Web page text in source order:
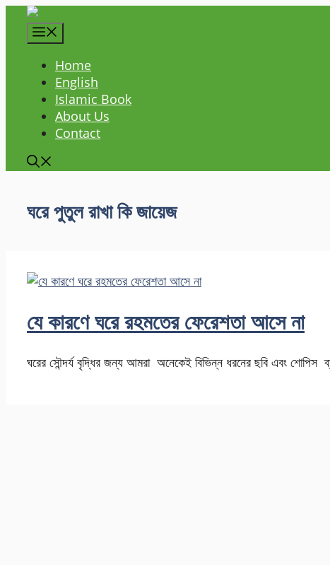
Skip
content
Home
English
Islamic Book
About Us
Contact
ঘরে পুতুল রাখা কি জায়েজ
যে কারণে ঘরে রহমতের ফেরেশতা আসে না
ঘরের সৌন্দর্য বৃদ্ধির জন্য আমরা অনেকেই বিভিন্ন ধরনের ছবি এবং